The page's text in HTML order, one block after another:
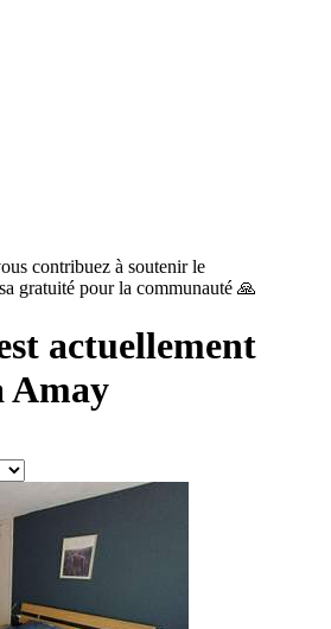
contribuez à soutenir le
gratuité pour la communauté 🙏
actuellement
Amay